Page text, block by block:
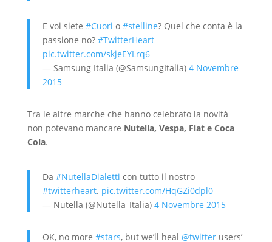
E voi siete #Cuori o #stelline? Quel che conta è la
passione no? #TwitterHeart
pic.twitter.com/skjeEYLrq6
— Samsung Italia (@SamsungItalia) 4 Novembre
2015
Tra le altre marche che hanno celebrato la novità
non potevano mancare Nutella, Vespa, Fiat e Coca
Cola.
Da #NutellaDialetti con tutto il nostro
#twitterheart. pic.twitter.com/HqGZi0dpl0
— Nutella (@Nutella_Italia) 4 Novembre 2015
OK, no more #stars, but we’ll heal @twitterusers’